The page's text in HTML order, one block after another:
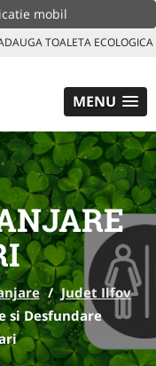
mobil
TOALETA ECOLOGICA
MENU
/ Judet Ilfov
si Desfundare